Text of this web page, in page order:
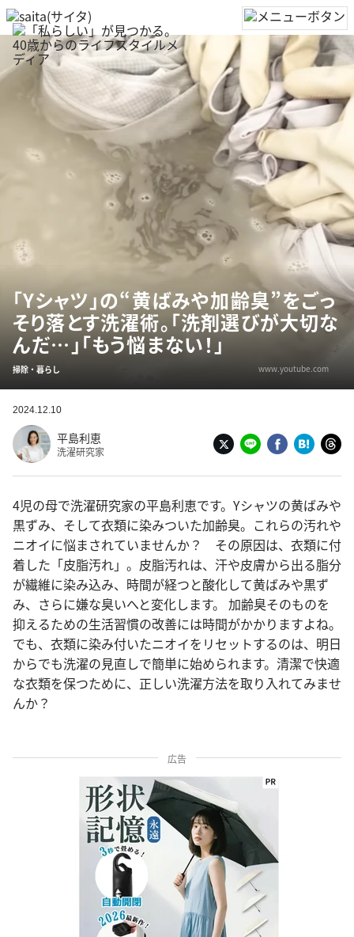
「Yシャツ」の“黄ばみや加齢臭”をごっ
そり落とす洗濯術。「洗剤選びが大切な
んだ…」「もう悩まない！」
掃除・暮らし www.youtube.com
2024.12.10
平島利恵
洗濯研究家
4児の母で洗濯研究家の平島利恵です。Yシャツの黄ばみや
黒ずみ、そして衣類に染みついた加齢臭。これらの汚れや
ニオイに悩まされていませんか？ その原因は、衣類に付
着した「皮脂汚れ」。皮脂汚れは、汗や皮膚から出る脂分
が繊維に染み込み、時間が経つと酸化して黄ばみや黒ず
み、さらに嫌な臭いへと変化します。 加齢臭そのものを
抑えるための生活習慣の改善には時間がかかりますよね。
でも、衣類に染み付いたニオイをリセットするのは、明日
からでも洗濯の見直しで簡単に始められます。清潔で快適
な衣類を保つために、正しい洗濯方法を取り入れてみませ
んか？
広告